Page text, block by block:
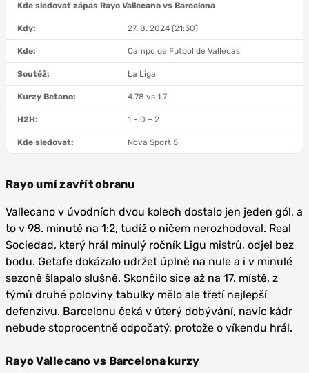
Kde sledovat zápas Rayo Vallecano vs Barcelona
Kdy: 27. 8. 2024 (21:30)
Kde: Campo de Futbol de Vallecas
Soutěž: La Liga
Kurzy Betano: 4.78 vs 1.7
H2H: 1 – 0 – 2
Kde sledovat: Nova Sport 5
Rayo umí zavřít obranu
Vallecano v úvodních dvou kolech dostalo jen jeden gól, a
to v 98. minutě na 1:2, tudíž o ničem nerozhodoval. Real
Sociedad, který hrál minulý ročník Ligu mistrů, odjel bez
bodu. Getafe dokázalo udržet úplně na nule a i v minulé
sezoně šlapalo slušně. Skončilo sice až na 17. místě, z
týmů druhé poloviny tabulky mělo ale třetí nejlepší
defenzivu. Barcelonu čeká v úterý dobývání, navíc kádr
nebude stoprocentně odpočatý, protože o víkendu hrál.
Rayo Vallecano vs Barcelona kurzy